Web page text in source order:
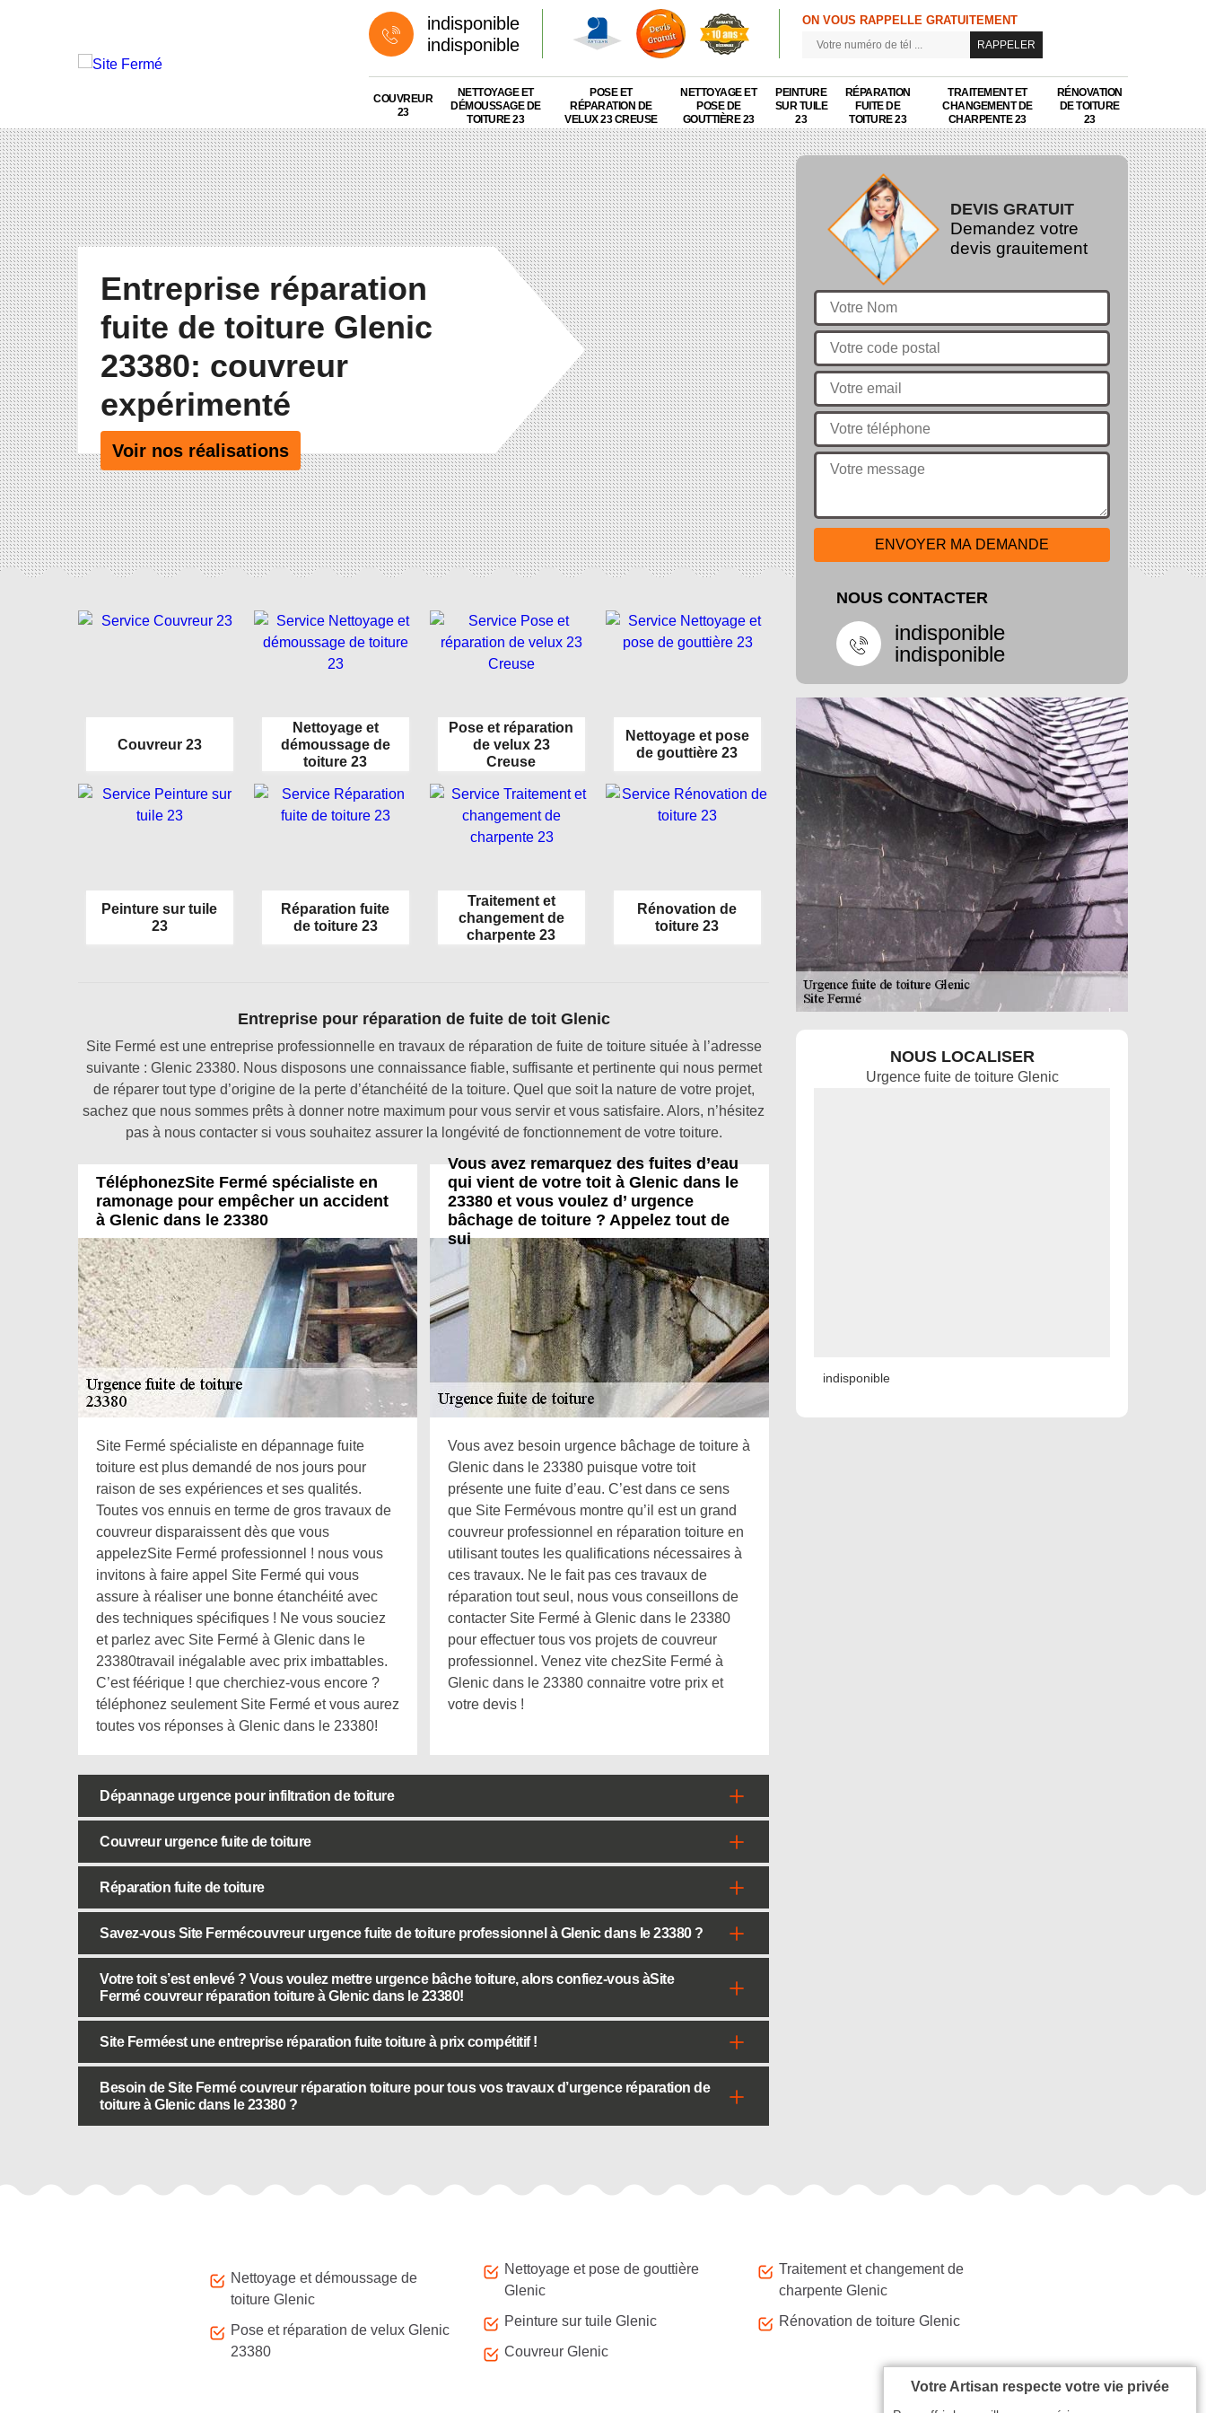
indisponible
indisponible
ON VOUS RAPPELLE GRATUITEMENT
COUVREUR
23
NETTOYAGE ET
DÉMOUSSAGE DE
TOITURE 23
POSE ET
RÉPARATION DE
VELUX 23 CREUSE
NETTOYAGE ET
POSE DE
GOUTTIÈRE 23
PEINTURE
SUR TUILE
23
RÉPARATION
FUITE DE
TOITURE 23
TRAITEMENT ET
CHANGEMENT DE
CHARPENTE 23
RÉNOVATION
DE TOITURE
23
Entreprise réparation
fuite de toiture Glenic
23380: couvreur
expérimenté
Voir nos réalisations
Couvreur 23
Nettoyage et
démoussage de
toiture 23
Pose et réparation
de velux 23
Creuse
Nettoyage et pose
de gouttière 23
Peinture sur tuile
23
Réparation fuite
de toiture 23
Traitement et
changement de
charpente 23
Rénovation de
toiture 23
Entreprise pour réparation de fuite de toit Glenic
Site Fermé est une entreprise professionnelle en travaux de réparation de fuite de toiture située à l’adresse
suivante : Glenic 23380. Nous disposons une connaissance fiable, suffisante et pertinente qui nous permet
de réparer tout type d’origine de la perte d’étanchéité de la toiture. Quel que soit la nature de votre projet,
sachez que nous sommes prêts à donner notre maximum pour vous servir et vous satisfaire. Alors, n’hésitez
pas à nous contacter si vous souhaitez assurer la longévité de fonctionnement de votre toiture.
TéléphonezSite Fermé spécialiste en
ramonage pour empêcher un accident
à Glenic dans le 23380
Site Fermé spécialiste en dépannage fuite
toiture est plus demandé de nos jours pour
raison de ses expériences et ses qualités.
Toutes vos ennuis en terme de gros travaux de
couvreur disparaissent dès que vous
appelezSite Fermé professionnel ! nous vous
invitons à faire appel Site Fermé qui vous
assure à réaliser une bonne étanchéité avec
des techniques spécifiques ! Ne vous souciez
et parlez avec Site Fermé à Glenic dans le
23380travail inégalable avec prix imbattables.
C’est féérique ! que cherchiez-vous encore ?
téléphonez seulement Site Fermé et vous aurez
toutes vos réponses à Glenic dans le 23380!
Vous avez remarquez des fuites d’eau
qui vient de votre toit à Glenic dans le
23380 et vous voulez d’ urgence
bâchage de toiture ? Appelez tout de
sui
Vous avez besoin urgence bâchage de toiture à
Glenic dans le 23380 puisque votre toit
présente une fuite d’eau. C’est dans ce sens
que Site Fermévous montre qu’il est un grand
couvreur professionnel en réparation toiture en
utilisant toutes les qualifications nécessaires à
ces travaux. Ne le fait pas ces travaux de
réparation tout seul, nous vous conseillons de
contacter Site Fermé à Glenic dans le 23380
pour effectuer tous vos projets de couvreur
professionnel. Venez vite chezSite Fermé à
Glenic dans le 23380 connaitre votre prix et
votre devis !
Dépannage urgence pour infiltration de toiture
Couvreur urgence fuite de toiture
Réparation fuite de toiture
Savez-vous Site Fermécouvreur urgence fuite de toiture professionnel à Glenic dans le 23380 ?
Votre toit s’est enlevé ? Vous voulez mettre urgence bâche toiture, alors confiez-vous àSite
Fermé couvreur réparation toiture à Glenic dans le 23380!
Site Ferméest une entreprise réparation fuite toiture à prix compétitif !
Besoin de Site Fermé couvreur réparation toiture pour tous vos travaux d’urgence réparation de
toiture à Glenic dans le 23380 ?
DEVIS GRATUIT
Demandez votre
devis grauitement
NOUS CONTACTER
indisponible
indisponible
NOUS LOCALISER
Urgence fuite de toiture Glenic
indisponible
Nettoyage et démoussage de
toiture Glenic
Pose et réparation de velux Glenic
23380
Nettoyage et pose de gouttière
Glenic
Peinture sur tuile Glenic
Couvreur Glenic
Traitement et changement de
charpente Glenic
Rénovation de toiture Glenic
Votre Artisan respecte votre vie privée